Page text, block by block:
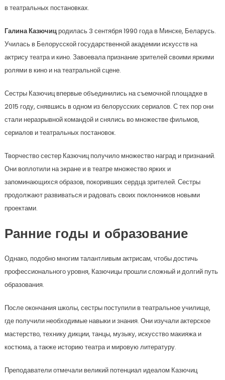
в театральных постановках.
Галина Казючицродилась 3 сентября 1990 года в Минске, Беларусь.
Училась в Белорусской государственной академии искусств на
актрису театра и кино. Завоевала признание зрителей своими яркими
ролями в кино и на театральной сцене.
Сестры Казючиц впервые объединились на съемочной площадке в
2015 году, снявшись в одном из белорусских сериалов. С тех пор они
стали неразрывной командой и снялись во множестве фильмов,
сериалов и театральных постановок.
Творчество сестер Казючиц получило множество наград и признаний.
Они воплотили на экране и в театре множество ярких и
запоминающихся образов, покоривших сердца зрителей. Сестры
продолжают развиваться и радовать своих поклонников новыми
проектами.
Ранние годы и образование
Однако, подобно многим талантливым актрисам, чтобы достичь
профессионального уровня, Казючицы прошли сложный и долгий путь
образования.
После окончания школы, сестры поступили в театральное училище,
где получили необходимые навыки и знания. Они изучали актерское
мастерство, технику дикции, танцы, музыку, искусство макияжа и
костюма, а также историю театра и мировую литературу.
Преподаватели отмечали великий потенциал идеалом Казючиц